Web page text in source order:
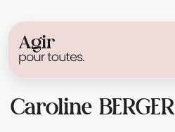
Caroline BERGER